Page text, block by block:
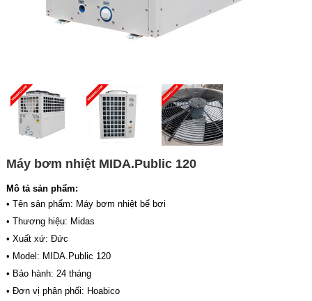
Máy bơm nhiệt MIDA.Public 120
Mô tả sản phẩm:
• Tên sản phẩm: Máy bơm nhiệt bể bơi
• Thương hiệu: Midas
• Xuất xứ: Đức
• Model: MIDA.Public 120
• Bảo hành: 24 tháng
• Đơn vị phân phối: Hoabico